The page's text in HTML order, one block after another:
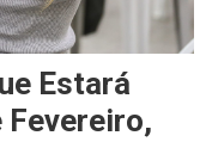
Estará
Fevereiro,